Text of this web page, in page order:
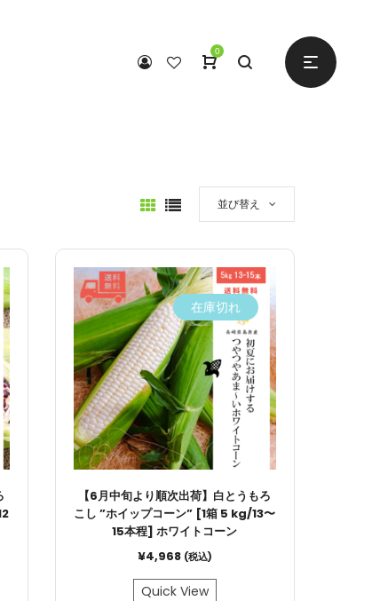
0
並び替え
在庫切れ
【6月中旬より順次出荷】白とうもろ
こし ”ホイップコーン” [1箱 5 kg/13〜
15本程] ホワイトコーン
¥4,968 (税込)
Quick View